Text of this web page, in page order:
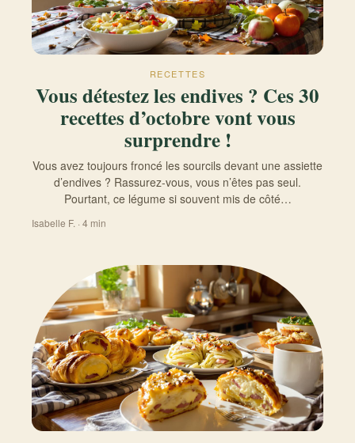
RECETTES
Vous détestez les endives ? Ces 30
recettes d’octobre vont vous
surprendre !
Vous avez toujours froncé les sourcils devant une assiette
d’endives ? Rassurez-vous, vous n’êtes pas seul.
Pourtant, ce légume si souvent mis de côté…
Isabelle F. · 4 min